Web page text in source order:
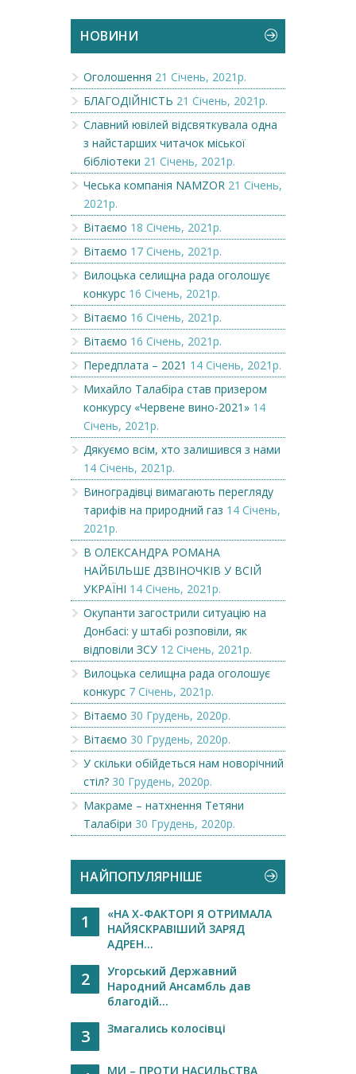
НОВИНИ
Оголошення 21 Січень, 2021р.
БЛАГОДІЙНІСТЬ 21 Січень, 2021р.
Славний ювілей відсвяткувала одна
з найстарших читачок міської
бібліотеки 21 Січень, 2021р.
Чеська компанія NAMZOR 21 Січень,
2021р.
Вітаємо 18 Січень, 2021р.
Вітаємо 17 Січень, 2021р.
Вилоцька селищна рада оголошує
конкурс 16 Січень, 2021р.
Вітаємо 16 Січень, 2021р.
Вітаємо 16 Січень, 2021р.
Передплата – 2021 14 Січень, 2021р.
Михайло Талабіра став призером
конкурсу «Червене вино-2021» 14
Січень, 2021р.
Дякуємо всім, хто залишився з нами
14 Січень, 2021р.
Виноградівці вимагають перегляду
тарифів на природний газ 14 Січень,
2021р.
В ОЛЕКСАНДРА РОМАНА
НАЙБІЛЬШЕ ДЗВІНОЧКІВ У ВСІЙ
УКРАЇНІ 14 Січень, 2021р.
Окупанти загострили ситуацію на
Донбасі: у штабі розповіли, як
відповіли ЗСУ 12 Січень, 2021р.
Вилоцька селищна рада оголошує
конкурс 7 Січень, 2021р.
Вітаємо 30 Грудень, 2020р.
Вітаємо 30 Грудень, 2020р.
У скільки обійдеться нам новорічний
стіл? 30 Грудень, 2020р.
Макраме – натхнення Тетяни
Талабіри 30 Грудень, 2020р.
НАЙПОПУЛЯРНІШЕ
1
«НА Х-ФАКТОРІ Я ОТРИМАЛА
НАЙЯСКРАВІШИЙ ЗАРЯД
АДРЕН...
2
Угорський Державний
Народний Ансамбль дав
благодій...
3 Змагались колосівці
МИ – ПРОТИ НАСИЛЬСТВА